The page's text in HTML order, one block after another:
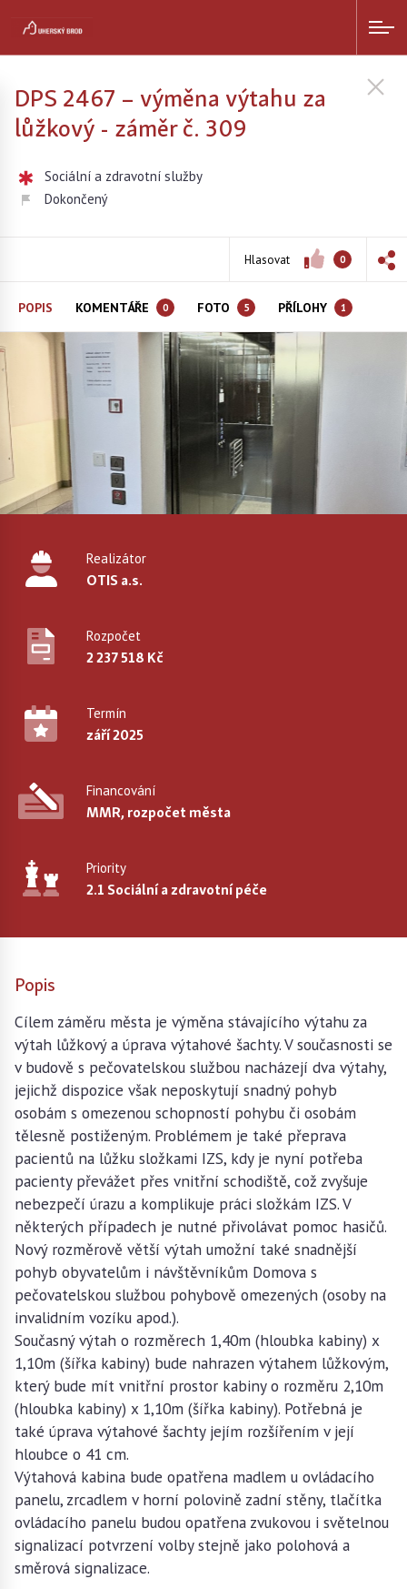
DPS 2467 – výměna výtahu za
lůžkový - záměr č. 309
Sociální a zdravotní služby
Dokončený
Hlasovat 0
POPIS KOMENTÁŘE 0 FOTO 5 PŘÍLOHY 1
Realizátor
OTIS a.s.
Rozpočet
2 237 518 Kč
Termín
září 2025
Financování
MMR, rozpočet města
Priority
2.1 Sociální a zdravotní péče
Popis
Cílem záměru města je výměna stávajícího výtahu za
výtah lůžkový a úprava výtahové šachty. V současnosti se
v budově s pečovatelskou službou nacházejí dva výtahy,
jejichž dispozice však neposkytují snadný pohyb
osobám s omezenou schopností pohybu či osobám
tělesně postiženým. Problémem je také přeprava
pacientů na lůžku složkami IZS, kdy je nyní potřeba
pacienty převážet přes vnitřní schodiště, což zvyšuje
nebezpečí úrazu a komplikuje práci složkám IZS. V
některých případech je nutné přivolávat pomoc hasičů.
Nový rozměrově větší výtah umožní také snadnější
pohyb obyvatelům i návštěvníkům Domova s
pečovatelskou službou pohybově omezených (osoby na
invalidním vozíku apod.).
Současný výtah o rozměrech 1,40m (hloubka kabiny) x
1,10m (šířka kabiny) bude nahrazen výtahem lůžkovým,
který bude mít vnitřní prostor kabiny o rozměru 2,10m
(hloubka kabiny) x 1,10m (šířka kabiny). Potřebná je
také úprava výtahové šachty jejím rozšířením v její
hloubce o 41 cm.
Výtahová kabina bude opatřena madlem u ovládacího
panelu, zrcadlem v horní polovině zadní stěny, tlačítka
ovládacího panelu budou opatřena zvukovou i světelnou
signalizací potvrzení volby stejně jako polohová a
směrová signalizace.